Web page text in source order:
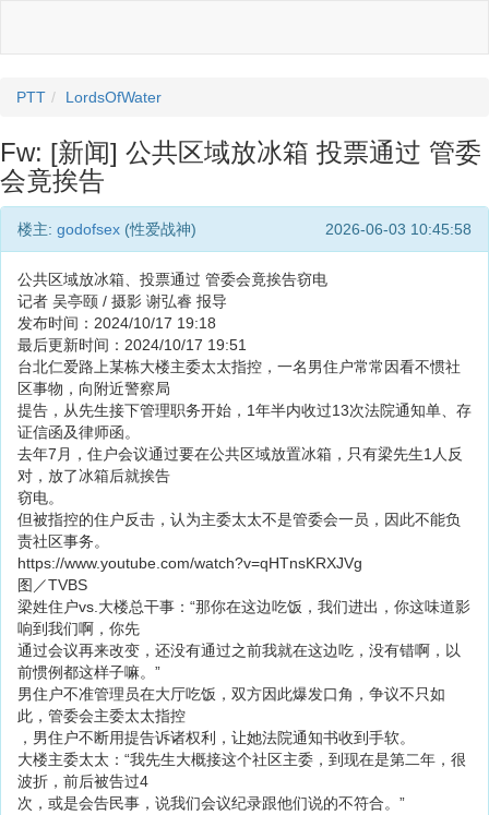
PTT LordsOfWater
Fw: [新闻] 公共区域放冰箱 投票通过 管委
会竟挨告
楼主: godofsex (性爱战神) 2026-06-03 10:45:58
公共区域放冰箱、投票通过 管委会竟挨告窃电
记者 吴亭颐 / 摄影 谢弘睿 报导
发布时间：2024/10/17 19:18
最后更新时间：2024/10/17 19:51
台北仁爱路上某栋大楼主委太太指控，一名男住户常常因看不惯社
区事物，向附近警察局
提告，从先生接下管理职务开始，1年半内收过13次法院通知单、存
证信函及律师函。
去年7月，住户会议通过要在公共区域放置冰箱，只有梁先生1人反
对，放了冰箱后就挨告
窃电。
但被指控的住户反击，认为主委太太不是管委会一员，因此不能负
责社区事务。
https://www.youtube.com/watch?v=qHTnsKRXJVg
图／TVBS
梁姓住户vs.大楼总干事：“那你在这边吃饭，我们进出，你这味道影
响到我们啊，你先
通过会议再来改变，还没有通过之前我就在这边吃，没有错啊，以
前惯例都这样子嘛。”
男住户不准管理员在大厅吃饭，双方因此爆发口角，争议不只如
此，管委会主委太太指控
，男住户不断用提告诉诸权利，让她法院通知书收到手软。
大楼主委太太：“我先生大概接这个社区主委，到现在是第二年，很
波折，前后被告过4
次，或是会告民事，说我们会议纪录跟他们说的不符合。”